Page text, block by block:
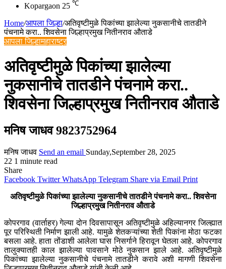
Kopargaon 25 ℃
Home/आपला जिल्हा/अतिवृष्टीमुळे पिकांच्या झालेल्या नुकसानीचे तातडीने
पंचनामे करा.. शिवसेना जिल्हाप्रमुख नितीनराव औताडे
आपला जिल्हामहाराष्ट्र
अतिवृष्टीमुळे पिकांच्या झालेल्या
नुकसानीचे तातडीने पंचनामे करा..
शिवसेना जिल्हाप्रमुख नितीनराव औताडे
मनिष जाधव 9823752964
मनिष जाधव Send an email Sunday,September 28, 2025
22 1 minute read
Share
Facebook Twitter WhatsApp Telegram Share via Email Print
अतिवृष्टीमुळे पिकांच्या झालेल्या नुकसानीचे तातडीने पंचनामे करा.. शिवसेना
जिल्हाप्रमुख नितीनराव औताडे
कोपरगाव (वार्ताहर) गेल्या दोन दिवसापासून अतिवृष्टीमुळे अहिल्यानगर जिल्ह्यात
पूर परिस्थिती निर्माण झाली आहे. यामुळे शेतकऱ्यांच्या शेती पिकांना मोठा फटका
बसला आहे. हाता तोंडाशी आलेला घास निसर्गाने हिरावून घेतला आहे. कोपरगाव
तालुक्यातही काल झालेल्या पावसाने मोठे नुकसान झाले आहे. अतिवृष्टीमुळे
पिकांच्या झालेल्या नुकसानीचे पंचनामे तातडीने करावे अशी मागणी शिवसेना